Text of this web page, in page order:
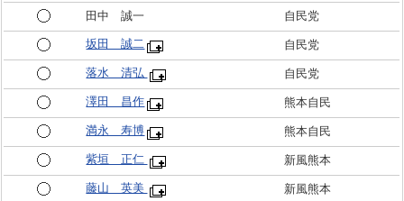
田中 誠一 自民党
坂田 誠二 自民党
落水 清弘 自民党
澤田 昌作 熊本自民
満永 寿博 熊本自民
紫垣 正仁 新風熊本
藤山 英美 新風熊本